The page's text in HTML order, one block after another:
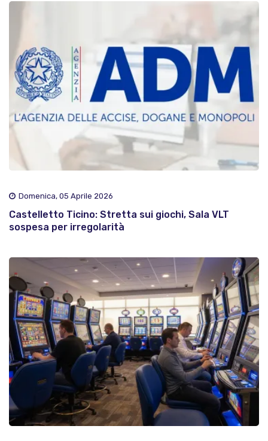
Domenica, 05 Aprile 2026
Castelletto Ticino: Stretta sui giochi, Sala VLT
sospesa per irregolarità